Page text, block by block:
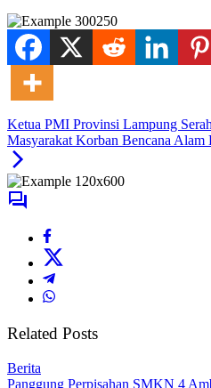
Ketua PMI Provinsi Lampung
Masyarakat Korban Bencana Alam
Related Posts
Berita
Panggung Perpisahan SMKN 4